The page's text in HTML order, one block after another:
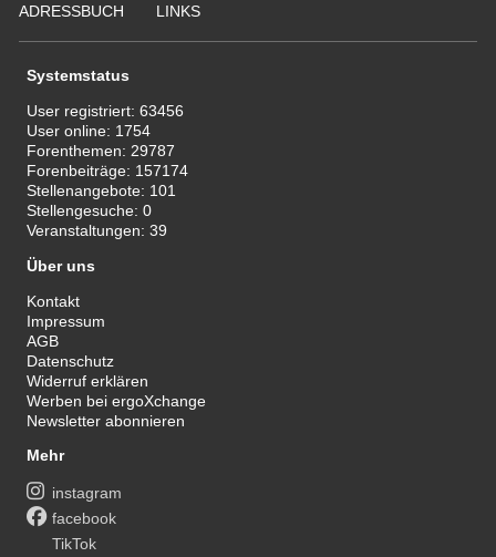
ADRESSBUCH
LINKS
Systemstatus
User registriert:63456
User online: 1754
Forenthemen: 29787
Forenbeiträge: 157174
Stellenangebote: 101
Stellengesuche:0
Veranstaltungen:39
Über uns
Kontakt
Impressum
AGB
Datenschutz
Widerruf erklären
Werben bei ergoXchange
Newsletter abonnieren
Mehr
instagram
facebook
TikTok